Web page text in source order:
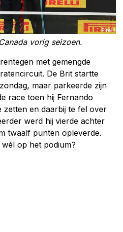
vorig seizoen.
met gemengde
De Brit startte
maar parkeerde zijn
race toen hij Fernando
en daarbij te fel over
werd hij vierde achter
twaalf punten opleverde.
op het podium?